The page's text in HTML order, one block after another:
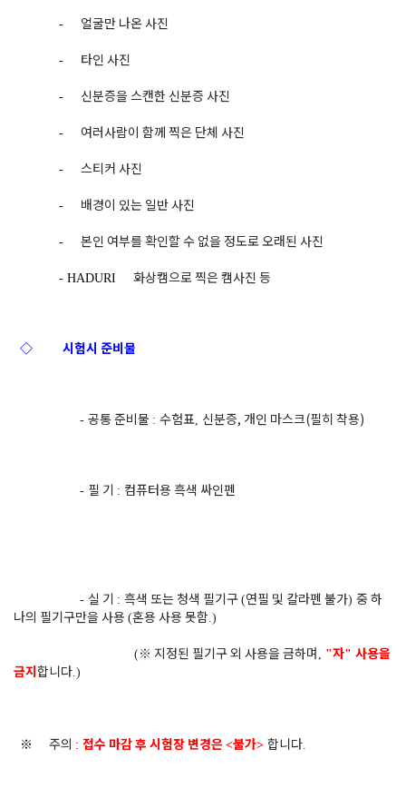
- 얼굴만 나온 사진
- 타인 사진
- 신분증을 스캔한 신분증 사진
- 여러사람이 함께 찍은 단체 사진
- 스티커 사진
- 배경이 있는 일반 사진
- 본인 여부를 확인할 수 없을 정도로 오래된 사진
- HADURI 화상캠으로 찍은 캠사진 등
◇ 시험시 준비물
- 공통 준비물 : 수험표, 신분증, 개인 마스크(필히 착용)
- 필 기 : 컴퓨터용 흑색 싸인펜
- 실 기 : 흑색 또는 청색 필기구 (연필 및 칼라펜 불가) 중 하
나의 필기구만을 사용 (혼용 사용 못함.)
(※ 지정된 필기구 외 사용을 금하며 , "자" 사용을
금지합니다.)
※ 주의 : 접수 마감 후 시험장 변경은 <불가> 합니다.